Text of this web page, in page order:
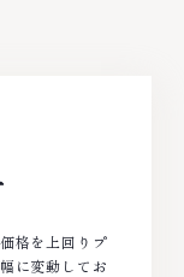
格を上回りプ
に変動してお